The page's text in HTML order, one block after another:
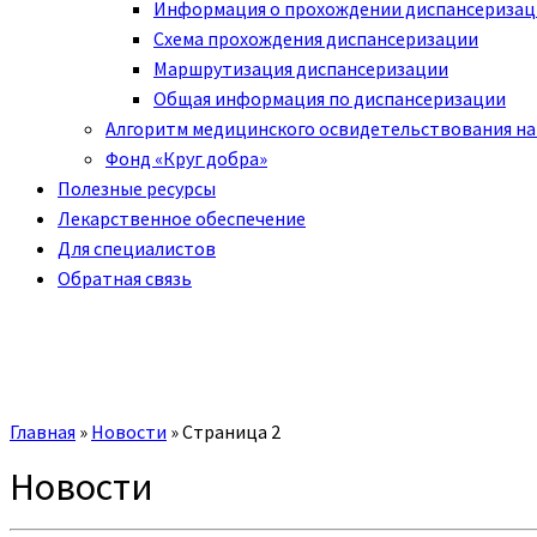
Информация о прохождении
Схема прохождения диспансеризации
Маршрутизация диспансеризации
Общая информация по диспансеризации
Алгоритм медицинского освидетельствования
Фонд «Круг добра»
Полезные ресурсы
Лекарственное обеспечение
Для специалистов
Обратная связь
Главная » Новости »Страница 2
Новости